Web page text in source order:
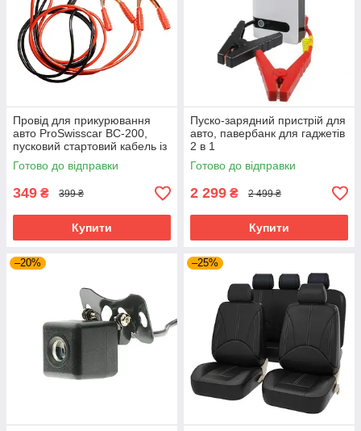
Провід для прикурювання
авто ProSwisscar BC-200,
пусковий стартовий кабель із
затискачами, щипці, 200А
Готово до відправки
349 ₴ 399 ₴
Купити
Пуско-зарядний пристрій для
авто, павербанк для гаджетів
2 в 1
Готово до відправки
2 299 ₴ 2 499 ₴
Купити
–20% –25%